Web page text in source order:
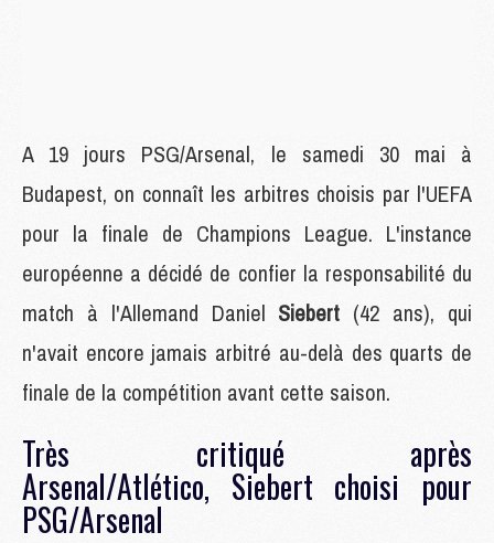
A 19 jours PSG/Arsenal, le samedi 30 mai à
Budapest, on connaît les arbitres choisis par l'UEFA
pour la finale de Champions League. L'instance
européenne a décidé de confier la responsabilité du
match à l'Allemand Daniel Siebert (42 ans), qui
n'avait encore jamais arbitré au-delà des quarts de
finale de la compétition avant cette saison.
Très critiqué après
Arsenal/Atlético, Siebert choisi pour
PSG/Arsenal